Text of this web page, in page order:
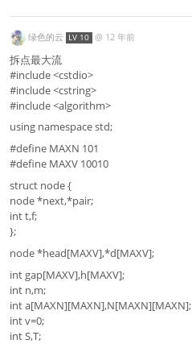
绿色的云 LV 10 @ 12 年前
拆点最大流
#include <cstdio>
#include <cstring>
#include <algorithm>
using namespace std;
#define MAXN 101
#define MAXV 10010
struct node {
node *next,*pair;
int t,f;
};
node *head[MAXV],*d[MAXV];
int gap[MAXV],h[MAXV];
int n,m;
int a[MAXN][MAXN],N[MAXN][MAXN];
int v=0;
int S,T;